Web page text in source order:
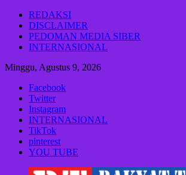
Lompat
konten
REDAKSI
DISCLAIMER
PEDOMAN MEDIA SIBER
INTERNASIONAL
Minggu, Agustus 9, 2026
Facebook
Twitter
Instagram
INTERNASIONAL
TikTok
pinterest
YOU TUBE